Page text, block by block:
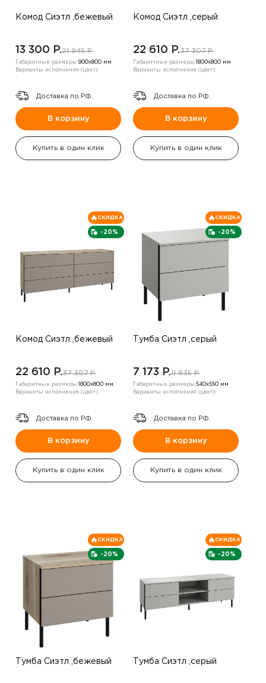
Комод Сиэтл ,бежевый
13 300 P.21 945 P.
Габаритные размеры:900х800 мм
Варианты исполнения (цвет):
Доставка по РФ.
В корзину
Купить в один клик
Комод Сиэтл ,серый
22 610 P.37 307 P.
Габаритные размеры: 1800х800 мм
Варианты исполнения (цвет):
Доставка по РФ.
В корзину
Купить в один клик
-20%
СКИДКА
Комод Сиэтл ,бежевый
22 610 P.37 307 P.
Габаритные размеры: 1800х800 мм
Варианты исполнения (цвет):
Доставка по РФ.
В корзину
Купить в один клик
-20%
СКИДКА
Тумба Сиэтл ,серый
7 173 P.11 835 P.
Габаритные размеры:540х550 мм
Варианты исполнения (цвет):
Доставка по РФ.
В корзину
Купить в один клик
-20%
СКИДКА
Тумба Сиэтл ,бежевый
-20%
СКИДКА
Тумба Сиэтл ,серый